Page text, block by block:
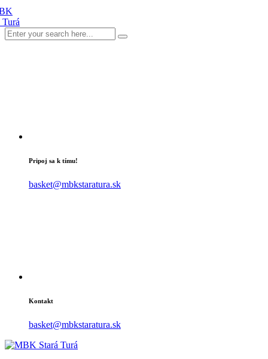
Pripoj sa k tímu!
basket@mbkstaratura.sk
Kontakt
basket@mbkstaratura.sk